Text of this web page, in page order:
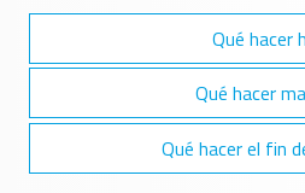
Qué hacer
Qué hacer
Qué hacer el fin